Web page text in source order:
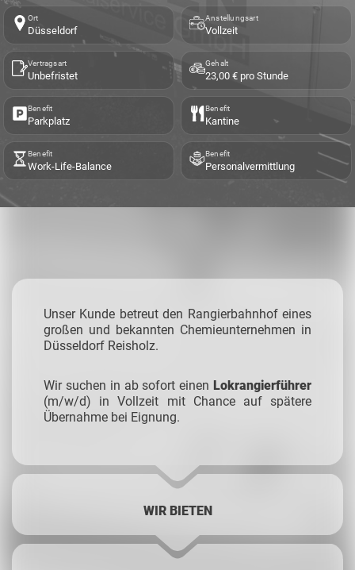
Ort
Düsseldorf
Anstellungsart
Vollzeit
Vertragsart
Unbefristet
Gehalt
23,00 € pro Stunde
Benefit
Parkplatz
Benefit
Kantine
Benefit
Work-Life-Balance
Benefit
Personalvermittlung
Unser Kunde betreut den Rangierbahnhof eines
großen und bekannten Chemieunternehmen in
Düsseldorf Reisholz.
Wir suchen in ab sofort einen Lokrangierführer
(m/w/d) in Vollzeit mit Chance auf spätere
Übernahme bei Eignung.
WIR BIETEN